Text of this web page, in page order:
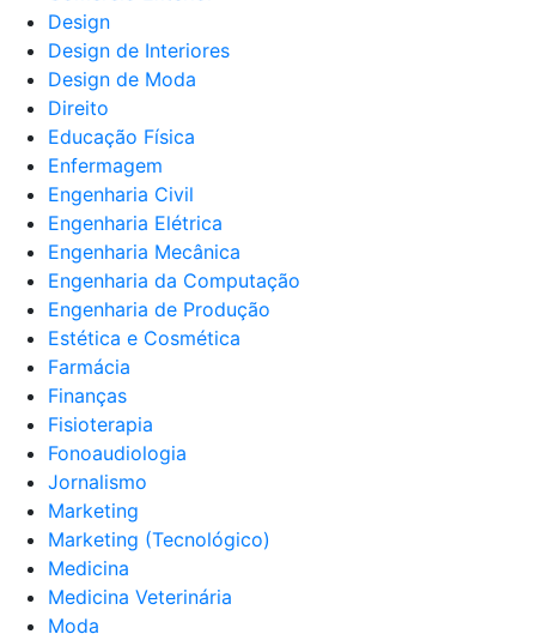
Design
Design de Interiores
Design de Moda
Direito
Educação Física
Enfermagem
Engenharia Civil
Engenharia Elétrica
Engenharia Mecânica
Engenharia da Computação
Engenharia de Produção
Estética e Cosmética
Farmácia
Finanças
Fisioterapia
Fonoaudiologia
Jornalismo
Marketing
Marketing (Tecnológico)
Medicina
Medicina Veterinária
Moda